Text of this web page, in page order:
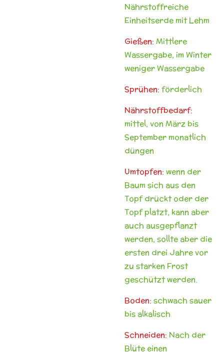
Nährstoffreiche
Einheitserde mit Lehm
Gießen: Mittlere
Wassergabe, im Winter
weniger Wassergabe
Sprühen: förderlich
Nährstoffbedarf:
mittel, von März bis
September monatlich
düngen
Umtopfen: wenn der
Baum sich aus den
Topf drückt oder der
Topf platzt, kann aber
auch ausgepflanzt
werden, sollte aber die
ersten drei Jahre vor
zu starken Frost
geschützt werden.
Boden: schwach sauer
bis alkalisch
Schneiden: Nach der
Blüte einen